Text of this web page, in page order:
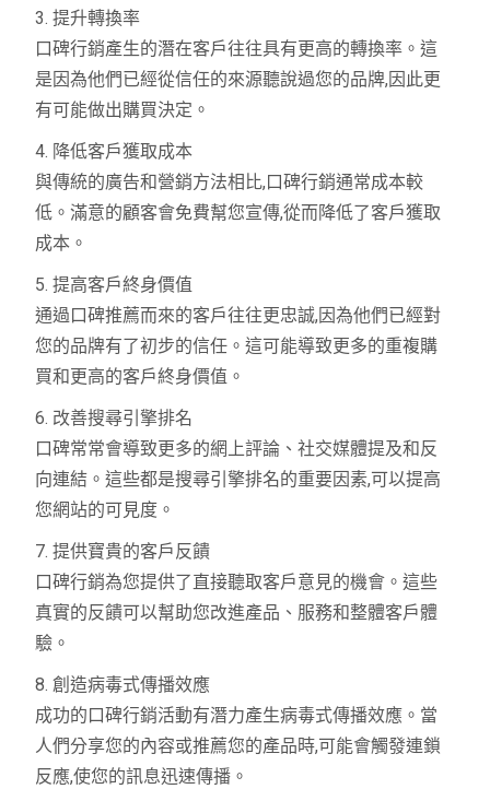
3. 提升轉換率
口碑行銷產生的潛在客戶往往具有更高的轉換率。這
是因為他們已經從信任的來源聽說過您的品牌,因此更
有可能做出購買決定。
4. 降低客戶獲取成本
與傳統的廣告和營銷方法相比,口碑行銷通常成本較
低。滿意的顧客會免費幫您宣傳,從而降低了客戶獲取
成本。
5. 提高客戶終身價值
通過口碑推薦而來的客戶往往更忠誠,因為他們已經對
您的品牌有了初步的信任。這可能導致更多的重複購
買和更高的客戶終身價值。
6. 改善搜尋引擎排名
口碑常常會導致更多的網上評論、社交媒體提及和反
向連結。這些都是搜尋引擎排名的重要因素,可以提高
您網站的可見度。
7. 提供寶貴的客戶反饋
口碑行銷為您提供了直接聽取客戶意見的機會。這些
真實的反饋可以幫助您改進產品、服務和整體客戶體
驗。
8. 創造病毒式傳播效應
成功的口碑行銷活動有潛力產生病毒式傳播效應。當
人們分享您的內容或推薦您的產品時,可能會觸發連鎖
反應,使您的訊息迅速傳播。